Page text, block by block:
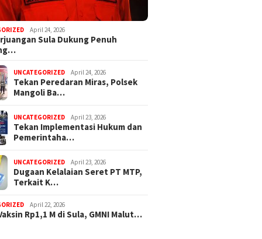
Apresiasi Gerak
Haltim Tangani
Teror OTK di Lakoda
Sula Buntut, ABPEDNAS
Desak Kajagung RI Evaluasi
April 24, 2026
Sula Dukung Penuh
UNCATEGORIZED April 24, 2026
Tekan Peredaran Miras, Polsek
Mangoli Ba…
UNCATEGORIZED April 23, 2026
Tekan Implementasi Hukum dan
Pemerintaha…
UNCATEGORIZED April 23, 2026
Dugaan Kelalaian Seret PT MTP,
Terkait K…
April 22, 2026
Rp1,1 M di Sula, GMNI Malut…